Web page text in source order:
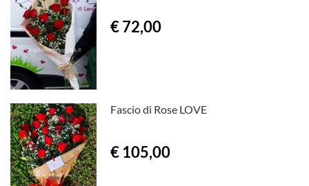
€ 72,00
Fascio di Rose LOVE
€ 105,00